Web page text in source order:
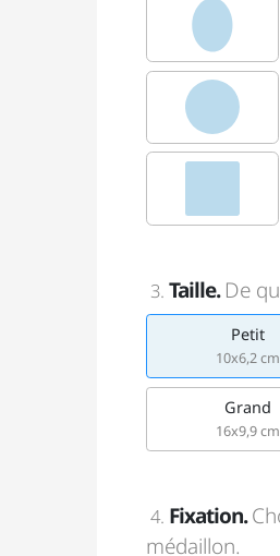
3. Taille. De
Petit
10x6,2 cm
Grand
16x9,9 cm
4. Fixation.
médaillon.